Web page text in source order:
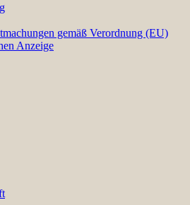
gemäß Verordnung (EU)
Anzeige